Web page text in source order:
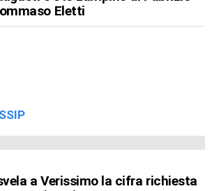
Eletti
a Verissimo la cifra richiesta